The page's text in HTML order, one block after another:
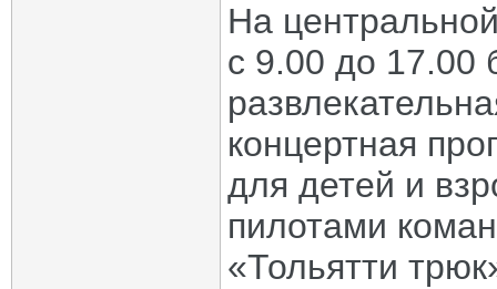
На
с 9.00 до 17.00
концертная
для детей и
пилотами
«Тольятти